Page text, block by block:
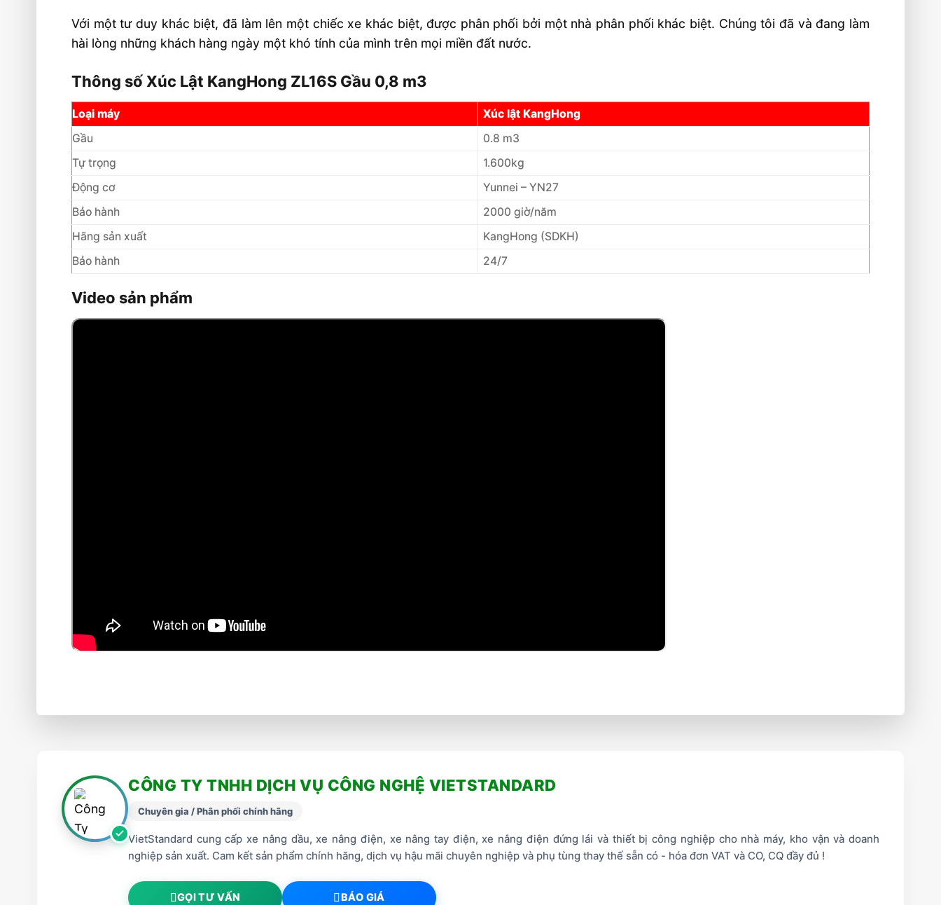
Với một tư duy khác biệt, đã làm lên một chiếc xe khác biệt, được phân phối bởi một nhà phân phối khác biệt. Chúng tôi đã và đang làm
hài lòng những khách hàng ngày một khó tính của mình trên mọi miền đất nước.
Thông số Xúc Lật KangHong ZL16S Gầu 0,8 m3
Loại máy
Xúc lật KangHong
Gầu
0.8 m3
Tự trọng
1.600kg
Động cơ
Yunnei – YN27
Bảo hành
2000 giờ/năm
Hãng sản xuất
KangHong (SDKH)
Bảo hành
24/7
Video sản phẩm
CÔNG TY TNHH DỊCH VỤ CÔNG NGHỆ VIETSTANDARD
Chuyên gia / Phân phối chính hãng
VietStandard cung cấp xe nâng dầu, xe nâng điện, xe nâng tay điện, xe nâng điện đứng lái và thiết bị công nghiệp cho nhà máy, kho vận và doanh
nghiệp sản xuất. Cam kết sản phẩm chính hãng, dịch vụ hậu mãi chuyên nghiệp và phụ tùng thay thế sẵn có - hóa đơn VAT và CO, CQ đầy đủ !
GỌI TƯ VẤN BÁO GIÁ